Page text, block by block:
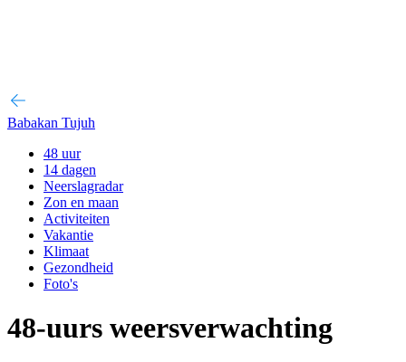
Babakan Tujuh
48 uur
14 dagen
Neerslagradar
Zon en maan
Activiteiten
Vakantie
Klimaat
Gezondheid
Foto's
48-uurs weersverwachting